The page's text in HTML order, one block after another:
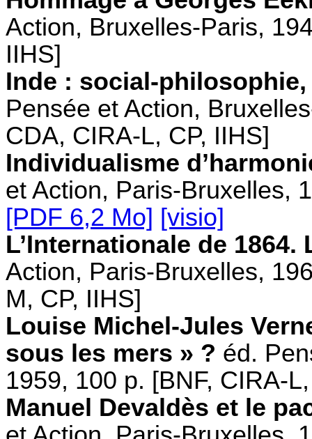
Action, Bruxelles-Paris,
IIHS]
Inde : social-
Pensée et Action,
CDA, CIRA-L, CP, IIHS]
Individualisme
et Action, Paris-Bruxelles,
[PDF 6,2 Mo] [visio]
L’Internationale de
Action, Paris-Bruxelles,
M, CP, IIHS]
Louise Michel-Jules
sous les mers » ? éd.
1959, 100 p. [BNF, CIRA-
Manuel Devaldès et le